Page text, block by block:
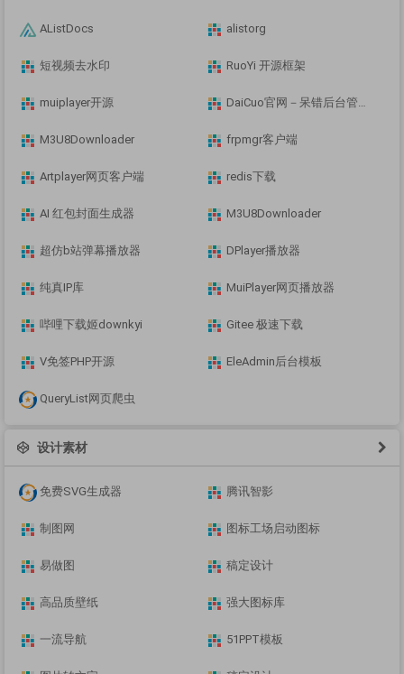
AListDocs alistorg
短视频去水印 RuoYi 开源框架
muiplayer开源 DaiCuo官网－呆错后台管理框架
M3U8Downloader frpmgr客户端
Artplayer网页客户端 redis下载
AI 红包封面生成器 M3U8Downloader
超仿b站弹幕播放器 DPlayer播放器
纯真IP库 MuiPlayer网页播放器
哔哩下载姬downkyi Gitee 极速下载
V免签PHP开源 EleAdmin后台模板
QueryList网页爬虫
设计素材
免费SVG生成器 腾讯智影
制图网 图标工场启动图标
易做图 稿定设计
高品质壁纸 强大图标库
一流导航 51PPT模板